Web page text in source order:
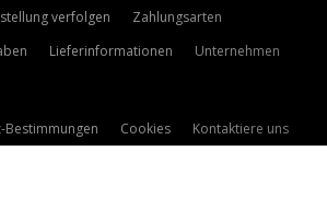
verfolgen
Zahlungsarten
Lieferinformationen Unternehmen
Bestimmungen Cookies
Kontaktiere uns